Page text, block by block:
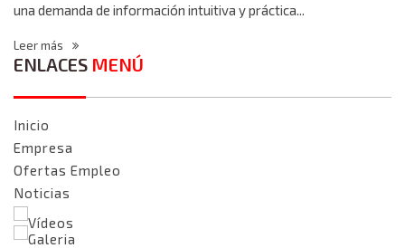
una demanda de información intuitiva y práctica...
Leer más
ENLACES MENÚ
Inicio
Empresa
Ofertas Empleo
Noticias
Vídeos
Galeria